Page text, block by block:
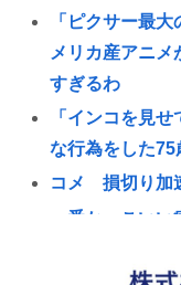
「ピクサー最
メリカ産アニ
すぎるわ
「インコを見
な行為をした75
コメ 損切り加
一番かっこい